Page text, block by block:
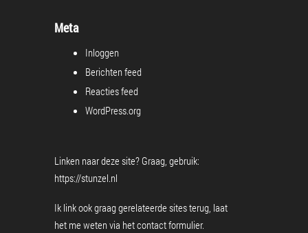
Meta
Inloggen
Berichten feed
Reacties feed
WordPress.org
Linken naar deze site? Graag, gebruik:
https://stunzel.nl
Ik link ook graag gerelateerde sites terug, laat
het me weten via hetcontact formulier.